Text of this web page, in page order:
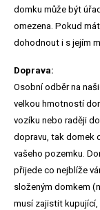
domku může být
omezena. Pokud
dohodnout i s jejím
Doprava:
Osobní odběr na
velkou hmotností
vozíku nebo raději
dopravu, tak domek
vašeho pozemku.
přijede co nejblíže
složeným domkem
musí zajistit